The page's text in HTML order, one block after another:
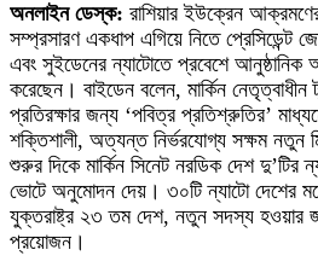
অনলাইন ডেস্ক: রাশিয়ার ইউক্রেন
সম্প্রসারণ একধাপ এগিয়ে নিতে প্রেসিডেন্ট
এবং সুইডেনের ন্যাটোতে প্রবেশে আনুষ্ঠানিক
করেছেন। বাইডেন বলেন, মার্কিন নেতৃত্বাধীন
প্রতিরক্ষার জন্য ‘পবিত্র প্রতিশ্রুতির’
শক্তিশালী, অত্যন্ত নির্ভরযোগ্য সক্ষম নতুন
শুরুর দিকে মার্কিন সিনেট নরডিক দেশ দু’টির
ভোটে অনুমোদন দেয়। ৩০টি ন্যাটো দেশের
যুক্তরাষ্ট্র ২৩ তম দেশ, নতুন সদস্য হওয়ার
প্রয়োজন।